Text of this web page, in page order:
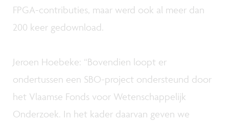
FPGA-contributies, maar werd ook al meer dan
200 keer gedownload.
Jeroen Hoebeke: “Bovendien loopt er
ondertussen een SBO-project ondersteund door
het Vlaamse Fonds voor Wetenschappelijk
Onderzoek. In het kader daarvan geven we